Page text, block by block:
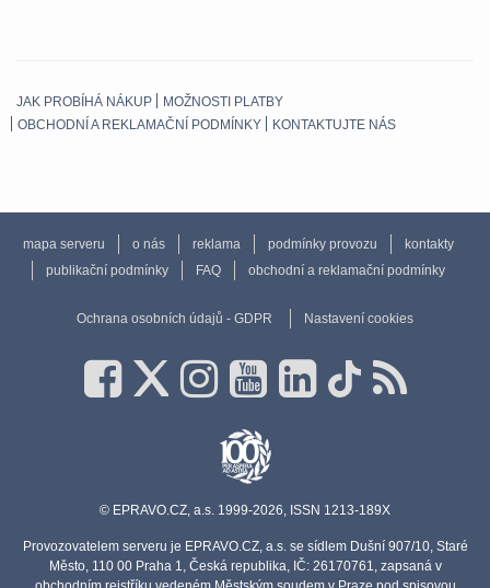
JAK PROBÍHÁ NÁKUP
MOŽNOSTI PLATBY
OBCHODNÍ A REKLAMAČNÍ PODMÍNKY
KONTAKTUJTE NÁS
mapa serveru o nás reklama podmínky provozu
kontakty
publikační podmínky
FAQ obchodní a reklamační podmínky
Ochrana osobních údajů - GDPR Nastavení cookies
© EPRAVO.CZ, a.s. 1999-2026, ISSN 1213-189X
Provozovatelem serveru je EPRAVO.CZ, a.s. se sídlem Dušní 907/10, Staré
Město, 110 00 Praha 1, Česká republika, IČ: 26170761, zapsaná v